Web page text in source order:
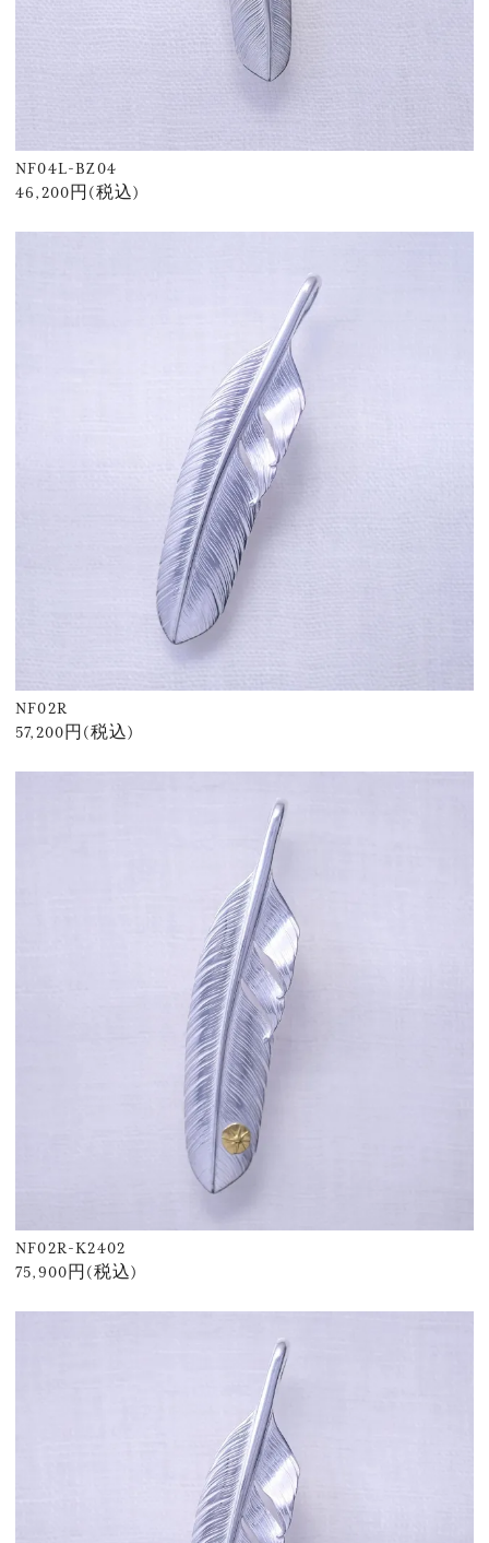
NF04L-BZ04
46,200円(税込)
NF02R
57,200円(税込)
NF02R-K2402
75,900円(税込)